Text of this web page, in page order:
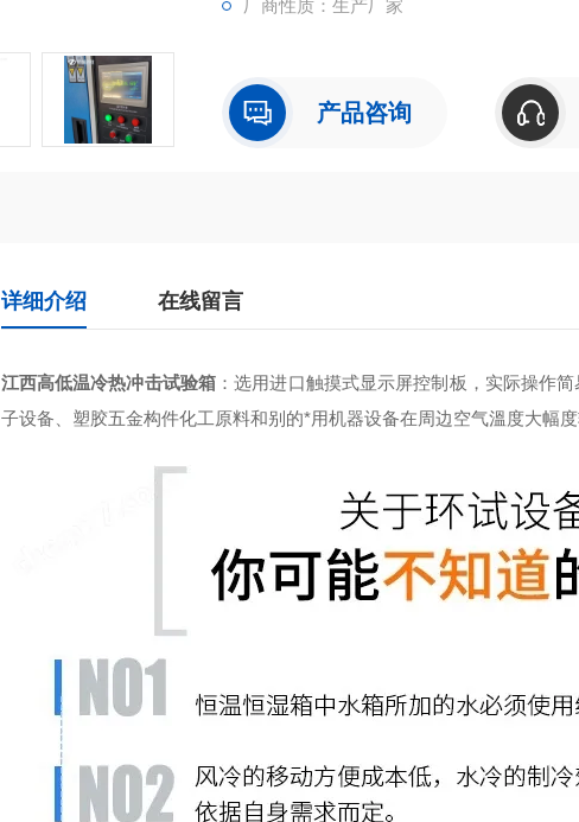
厂商性质：生产厂家
产品咨询
详细介绍 在线留言
江西高低温冷热冲击试验箱 ：选用进口触摸式显示屏控制板，实际操作
子设备、塑胶五金构件化工原料和别的*用机器设备在周边空气溫度大幅